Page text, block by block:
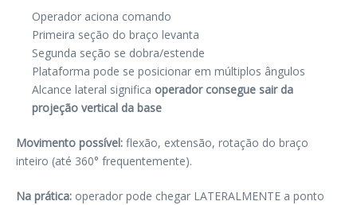
Operador aciona comando
Primeira seção do braço levanta
Segunda seção se dobra/estende
Plataforma pode se posicionar em múltiplos ângulos
Alcance lateral significa operador consegue sair da
projeção vertical da base
Movimento possível: flexão, extensão, rotação do braço
inteiro (até 360° frequentemente).
Na prática: operador pode chegar LATERALMENTE a ponto